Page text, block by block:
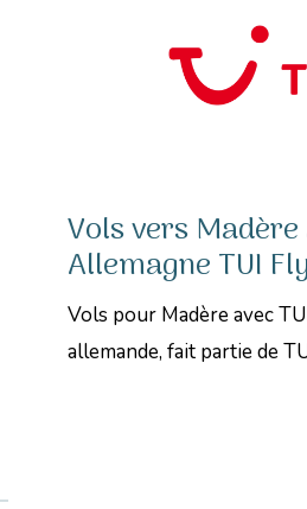
Vols vers
Allemagne TUI
Vols pour Madère avec
allemande, fait partie de